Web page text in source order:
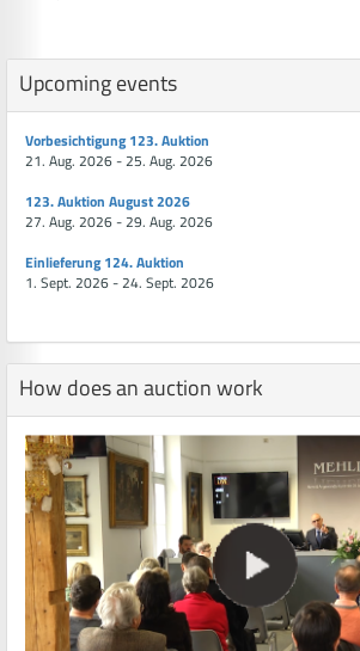
Upcoming events
Vorbesichtigung 123. Auktion
21. Aug. 2026 - 25. Aug. 2026
123. Auktion August 2026
27. Aug. 2026 - 29. Aug. 2026
Einlieferung 124. Auktion
1. Sept. 2026 - 24. Sept. 2026
How does an auction work